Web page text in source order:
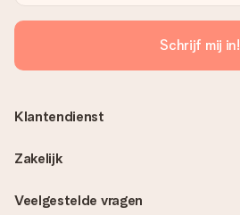
Schrijf mij in!
Veelgestelde vragen
Klantendienst
Zakelijk